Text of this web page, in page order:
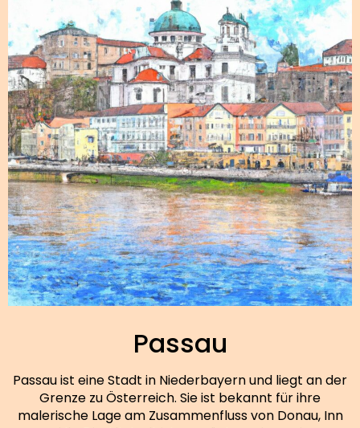
Passau
Passau ist eine Stadt in Niederbayern und liegt an der
Grenze zu Österreich. Sie ist bekannt für ihre
malerische Lage am Zusammenfluss von Donau, Inn